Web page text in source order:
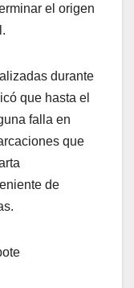
el origen
durante
que hasta el
falla en
que
de